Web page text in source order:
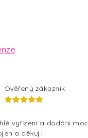
Ověřený zákazník
vyřízení a dodání moc
a děkuji